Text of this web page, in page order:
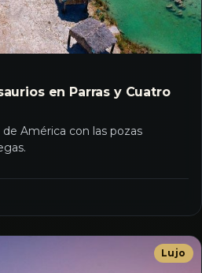
en Parras y Cuatro
América con las pozas
Lujo